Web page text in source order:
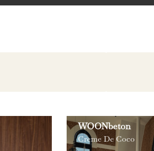
WOONbeton
Creme De Coco